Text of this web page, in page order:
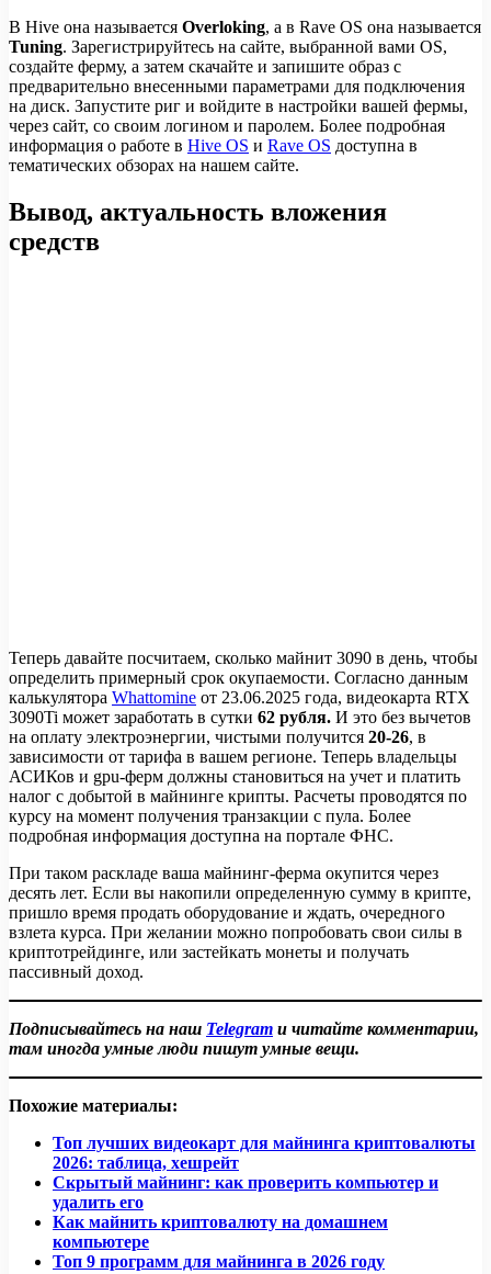
В Hive она называется Overloking, а в Rave OS она называется
Tuning. Зарегистрируйтесь на сайте, выбранной вами OS,
создайте ферму, а затем скачайте и запишите образ с
предварительно внесенными параметрами для подключения
на диск. Запустите риг и войдите в настройки вашей фермы,
через сайт, со своим логином и паролем. Более подробная
информация о работе в Hive OS и Rave OS доступна в
тематических обзорах на нашем сайте.
Вывод, актуальность вложения
средств
Теперь давайте посчитаем, сколько майнит 3090 в день, чтобы
определить примерный срок окупаемости. Согласно данным
калькулятора Whattomine от 23.06.2025 года, видеокарта RTX
3090Ti может заработать в сутки 62 рубля. И это без вычетов
на оплату электроэнергии, чистыми получится 20-26, в
зависимости от тарифа в вашем регионе. Теперь владельцы
АСИКов и gpu-ферм должны становиться на учет и платить
налог с добытой в майнинге крипты. Расчеты проводятся по
курсу на момент получения транзакции с пула. Более
подробная информация доступна на портале ФНС.
При таком раскладе ваша майнинг-ферма окупится через
десять лет. Если вы накопили определенную сумму в крипте,
пришло время продать оборудование и ждать, очередного
взлета курса. При желании можно попробовать свои силы в
криптотрейдинге, или застейкать монеты и получать
пассивный доход.
Подписывайтесь на наш Telegram и читайте комментарии,
там иногда умные люди пишут умные вещи.
Похожие материалы:
Топ лучших видеокарт для майнинга криптовалюты
2026: таблица, хешрейт
Скрытый майнинг: как проверить компьютер и
удалить его
Как майнить криптовалюту на домашнем
компьютере
Топ 9 программ для майнинга в 2026 году